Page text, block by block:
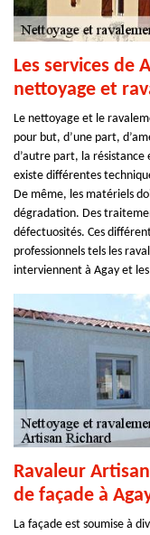
Les services de
nettoyage et
Le nettoyage et le
pour but, d’une part,
d’autre part, la résistance
existe différentes
De même, les matériels
dégradation. Des
défectuosités. Ces
professionnels tels les
interviennent à Agay et
Ravaleur
de façade à
La façade est soumise à